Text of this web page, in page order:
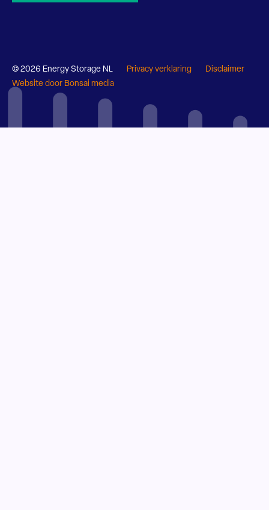
© 2026 Energy Storage NL Privacy verklaring
Disclaimer
Website door Bonsai media